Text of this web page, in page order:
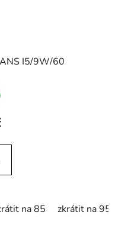
I5/9W/60
na 85 zkrátit na 95